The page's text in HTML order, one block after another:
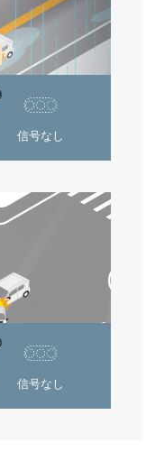
信号なし
信号なし